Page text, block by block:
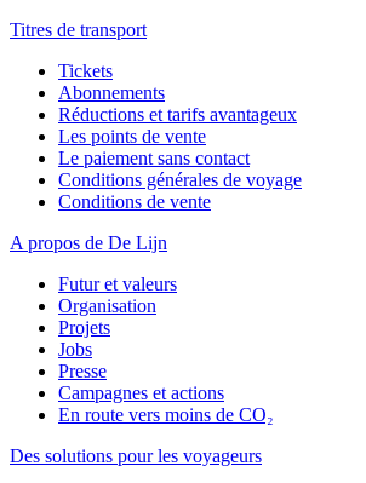
Titres de transport
Tickets
Abonnements
Réductions et tarifs avantageux
Les points de vente
Le paiement sans contact
Conditions générales de voyage
Conditions de vente
A propos de De Lijn
Futur et valeurs
Organisation
Projets
Jobs
Presse
Campagnes et actions
En route vers moins de CO₂
Des solutions pour les voyageurs